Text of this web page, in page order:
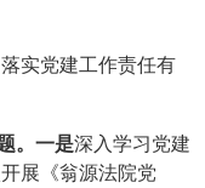
实党建工作责任有
。一是深入学习党建
展《翁源法院党